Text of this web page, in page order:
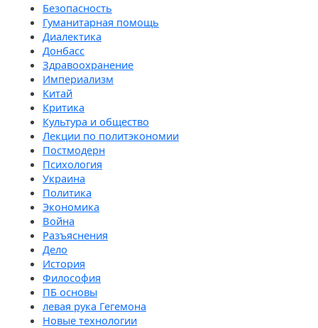
Безопасность
Гуманитарная помощь
Диалектика
Донбасс
Здравоохранение
Империализм
Китай
Критика
Культура и общество
Лекции по политэкономии
Постмодерн
Психология
Украина
Политика
Экономика
Война
Разъяснения
Дело
История
Философия
ПБ основы
левая рука Гегемона
Новые технологии